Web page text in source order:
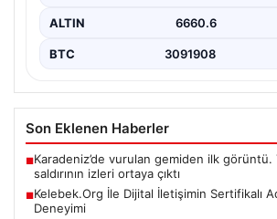
ALTIN 6660.6
BTC 3091908
Son Eklenen Haberler
■Karadeniz’de vurulan gemiden ilk görüntü.
saldırının izleri ortaya çıktı
■Kelebek.Org İle Dijital İletişimin Sertifikalı
Deneyimi